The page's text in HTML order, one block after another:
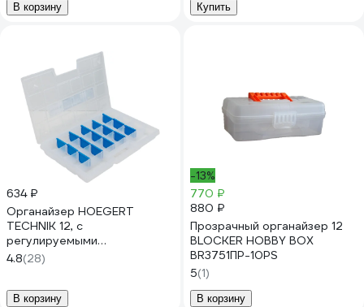
В корзину Купить
634 ₽
Органайзер HOEGERT
TECHNIK 12, с
регулируемыми
перегородками 29x19,5x3,5
см HT7G022
4.8(28)
В корзину
-13%
770 ₽
880 ₽
Прозрачный органайзер 12
BLOCKER HOBBY BOX
BR3751ПР-10РS
5(1)
В корзину